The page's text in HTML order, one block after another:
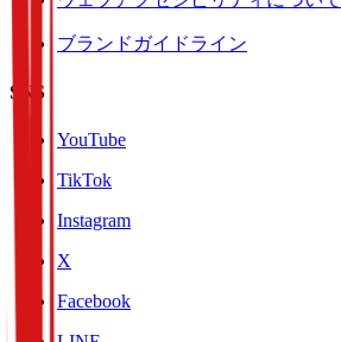
ブランドガイドライン
SNS
YouTube
TikTok
Instagram
X
Facebook